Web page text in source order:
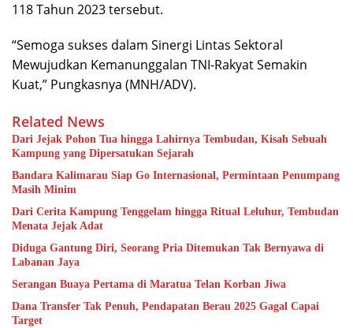
118 Tahun 2023 tersebut.
“Semoga sukses dalam Sinergi Lintas Sektoral
Mewujudkan Kemanunggalan TNI-Rakyat Semakin
Kuat,” Pungkasnya (MNH/ADV).
Related News
Dari Jejak Pohon Tua hingga Lahirnya Tembudan, Kisah Sebuah
Kampung yang Dipersatukan Sejarah
Bandara Kalimarau Siap Go Internasional, Permintaan Penumpang
Masih Minim
Dari Cerita Kampung Tenggelam hingga Ritual Leluhur, Tembudan
Menata Jejak Adat
Diduga Gantung Diri, Seorang Pria Ditemukan Tak Bernyawa di
Labanan Jaya
Serangan Buaya Pertama di Maratua Telan Korban Jiwa
Dana Transfer Tak Penuh, Pendapatan Berau 2025 Gagal Capai
Target